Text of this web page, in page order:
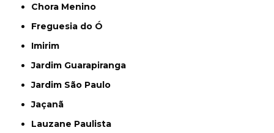
Chora Menino
Freguesia do Ó
Imirim
Jardim Guarapiranga
Jardim São Paulo
Jaçanã
Lauzane Paulista